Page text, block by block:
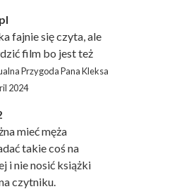
fajnie się czyta, ale
film bo jest też
Przygoda Pana Kleksa
2024
mieć męża
takie coś na
i nie nosić książki
czytniku.